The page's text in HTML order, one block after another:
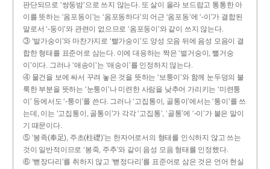
판단되므로 ‘쌍둥밤’으로 쓰지 않는다. 또 살이 올라 보드랍고 통통한 아
이를 뜻하는 ‘옴포동이’는 ‘옴포동하다’의 어근 ‘옴포동’에 ‘-이’가 결합된
말로서 ‘-둥이’와 관련이 없으므로 ‘옴포둥이’와 같이 쓰지 않는다.
③ ‘발가숭이’와 마찬가지로 ‘빨가숭이’도 양성 모음 뒤에 음성 모음이 결
합한 형태를 표준어로 삼는다. 이에 대응하는 짝은 ‘벌거숭이, 뻘거숭
이’이다. 그러나 ‘애송이’는 ‘애숭이’를 인정하지 않는다.
④ 물건을 보에 싸서 꾸려 놓은 것을 뜻하는 ‘보퉁이’와 함께 눈두덩의 불
룩한 부분을 뜻하는 ‘눈퉁이’나 미련한 사람을 낮추어 가리키는 ‘미련퉁
이’ 등에서도 ‘-퉁이’를 쓴다. 그러나 ‘고집통이, 골통이’에서는 ‘통이’를 쓰
는데, 이는 ‘고집통이, 골통이’가 각각 ‘고집통’, ‘골통’에 ‘-이’가 붙은 말이
기 때문이다.
⑤ ‘봉족(奉足), 주초(柱礎)’는 한자어로서의 형태를 인식하지 않고 쓰는
것이 일반적이므로 ‘봉죽, 주추’와 같이 음성 모음 형태를 인정했다.
⑥ ‘뻗장다리’를 취하지 않고 ‘뻗정다리’를 표준어로 삼은 것은 언어 현실